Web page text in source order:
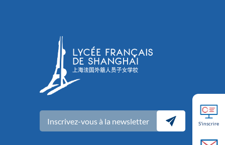
S'inscrire
Inscrivez-vous à la newsletter